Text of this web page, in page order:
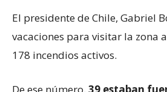
El presidente de Chile, Gabriel
vacaciones para visitar la zona
178 incendios activos.
De ese número, 39 estaban